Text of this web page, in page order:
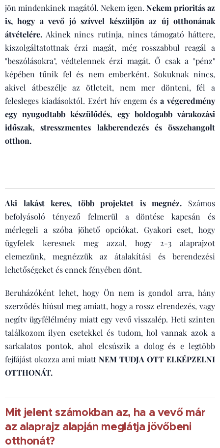
jön mindenkinek magától. Nekem igen.Nekem prioritás az
is, hogy a vevő jó szívvel készüljön az új otthonának
átvételére. Akinek nincs rutinja, nincs támogató háttere,
kiszolgáltatottnak érzi magát, még rosszabbul reagál a
"beszólásokra", védtelennek érzi magát. Ő csak a "pénz"
képében tűnik fel és nem emberként. Sokuknak nincs,
akivel átbeszélje az ötleteit, nem mer dönteni, fél a
felesleges kiadásoktól. Ezért hív engem ésa végeredmény
egy nyugodtabb készülődés, egy boldogabb várakozási
időszak, stresszmentes lakberendezés és összehangolt
otthon.
Aki lakást keres, több projektet is megnéz. Számos
befolyásoló tényező felmerül a döntése kapcsán és
mérlegeli a szóba jöhető opciókat. Gyakori eset, hogy
ügyfelek keresnek meg azzal, hogy 2-3 alaprajzot
elemezünk, megnézzük az átalakítási és berendezési
lehetőségeket és ennek fényében dönt.
Beruházóként lehet, hogy Ön nem is gondol arra, hány
szerződés hiúsul meg amiatt, hogy a rossz elrendezés, vagy
negítv ügyfélélmény miatt egy vevő visszalép. Heti szinten
találkozom ilyen esetekkel és tudom, hol vannak azok a
sarkalatos pontok, ahol elcsúszik a dolog és e legtöbb
fejfájást okozza ami miatt NEM TUDJA OTT ELKÉPZELNI
OTTHONÁT.
Mit jelent számokban az, ha a vevő már
az alaprajz alapján meglátja jövőbeni
otthonát?